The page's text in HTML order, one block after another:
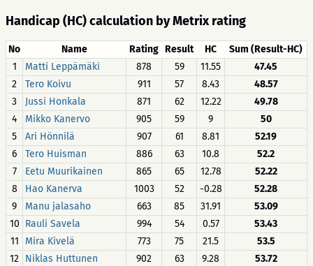
Handicap (HC) calculation by Metrix rating
No Name Rating Result HC
Sum (Result-HC)
1
Matti Leppämäki 878 59 11.55
47.45
2
Tero Koivu 911 57 8.43
48.57
3
Jussi Honkala 871 62 12.22
49.78
4
Mikko Kanervo 905 59 9
50
5
Ari Hönnilä 907 61 8.81
52.19
6
Tero Huisman 886 63 10.8
52.2
7
Eetu Muurikainen 865 65 12.78
52.22
8
Hao Kanerva 1003 52 -0.28
52.28
9
Manu jalasaho 663 85 31.91
53.09
10 Rauli Savela 994 54 0.57
53.43
11
Mira Kivelä 773 75 21.5
53.5
12 Niklas Huttunen 902 63 9.28
53.72